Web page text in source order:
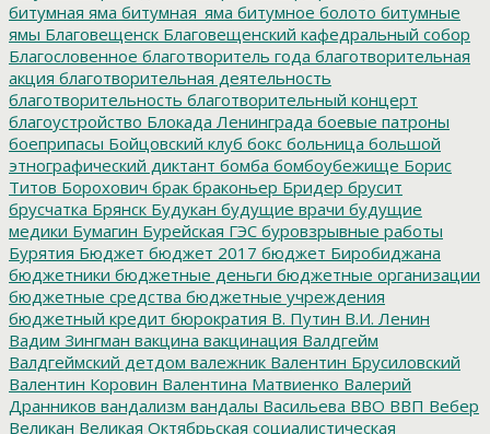
битумная яма битумная_яма битумное болото битумные
ямы Благовещенск Благовещенский кафедральный собор
Благословенное благотворитель года благотворительная
акция благотворительная деятельность
благотворительность благотворительный концерт
благоустройство Блокада Ленинграда боевые патроны
боеприпасы Бойцовский клуб бокс больница большой
этнографический диктант бомба бомбоубежище Борис
Титов Борохович брак браконьер Бридер брусит
брусчатка Брянск Будукан будущие врачи будущие
медики Бумагин Бурейская ГЭС буровзрывные работы
Бурятия Бюджет бюджет 2017 бюджет Биробиджана
бюджетники бюджетные деньги бюджетные организации
бюджетные средства бюджетные учреждения
бюджетный кредит бюрократия В. Путин В.И. Ленин
Вадим Зингман вакцина вакцинация Валдгейм
Валдгеймский детдом валежник Валентин Брусиловский
Валентин Коровин Валентина Матвиенко Валерий
Дранников вандализм вандалы Васильева ВВО ВВП Вебер
Великан Великая Октябрьская социалистическая